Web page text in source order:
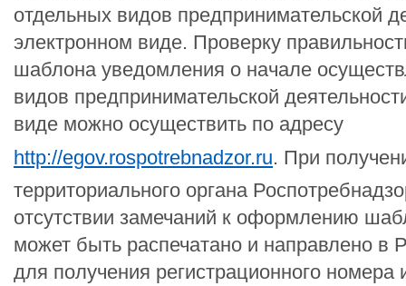
отдельных видов предпринимательской
электронном виде. Проверку
шаблона уведомления о начале
видов предпринимательской
виде можно осуществить по адресу
http://egov.rospotrebnadzor.ru. При
территориального органа
отсутствии замечаний к оформлению
может быть распечатано и направлено в
для получения регистрационного номера